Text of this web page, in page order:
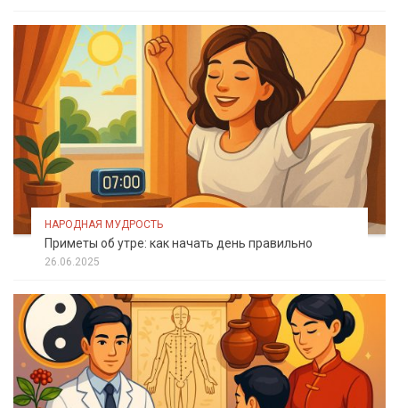
НАРОДНАЯ МУДРОСТЬ
Приметы об утре: как начать день правильно
26.06.2025